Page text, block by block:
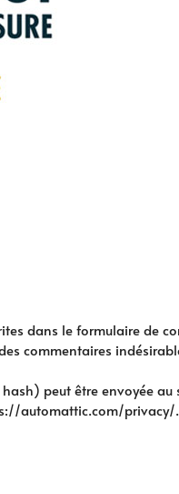
dans le formulaire de
commentaires
peut être envoyée
automattic.com/